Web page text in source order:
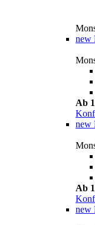
new
Ab
new
Ab
new